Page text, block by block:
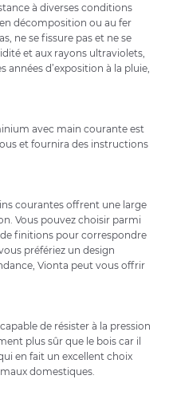
à diverses conditions
décomposition ou au fer
ne se fissure pas et ne se
et aux rayons ultraviolets,
d’exposition à la pluie,
avec main courante est
et fournira des instructions
courantes offrent une large
Vous pouvez choisir parmi
finitions pour correspondre
préfériez un design
Vionta peut vous offrir
de résister à la pression
plus sûr que le bois car il
en fait un excellent choix
domestiques.